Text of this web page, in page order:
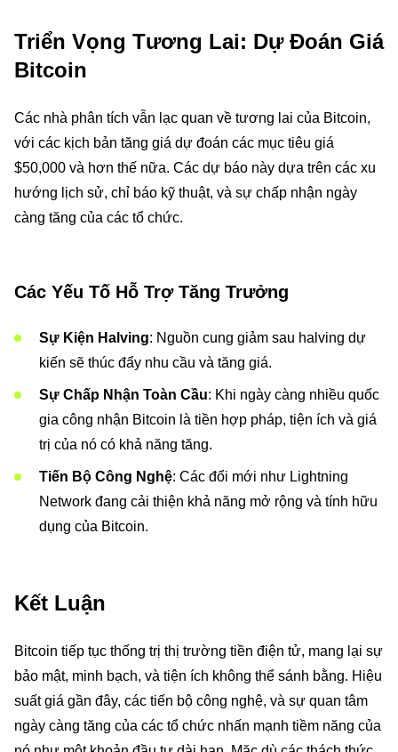
Triển Vọng Tương Lai: Dự Đoán Giá
Bitcoin
Các nhà phân tích vẫn lạc quan về tương lai của Bitcoin,
với các kịch bản tăng giá dự đoán các mục tiêu giá
$50,000 và hơn thế nữa. Các dự báo này dựa trên các xu
hướng lịch sử, chỉ báo kỹ thuật, và sự chấp nhận ngày
càng tăng của các tổ chức.
Các Yếu Tố Hỗ Trợ Tăng Trưởng
Sự Kiện Halving: Nguồn cung giảm sau halving dự
kiến sẽ thúc đẩy nhu cầu và tăng giá.
Sự Chấp Nhận Toàn Cầu: Khi ngày càng nhiều quốc
gia công nhận Bitcoin là tiền hợp pháp, tiện ích và giá
trị của nó có khả năng tăng.
Tiến Bộ Công Nghệ: Các đổi mới như Lightning
Network đang cải thiện khả năng mở rộng và tính hữu
dụng của Bitcoin.
Kết Luận
Bitcoin tiếp tục thống trị thị trường tiền điện tử, mang lại sự
bảo mật, minh bạch, và tiện ích không thể sánh bằng. Hiệu
suất giá gần đây, các tiến bộ công nghệ, và sự quan tâm
ngày càng tăng của các tổ chức nhấn mạnh tiềm năng của